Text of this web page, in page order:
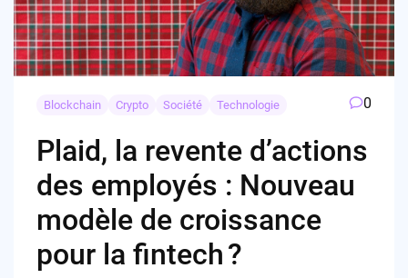
Blockchain Crypto Société Technologie 0
Plaid, la revente d’actions
des employés : Nouveau
modèle de croissance
pour la fintech ?